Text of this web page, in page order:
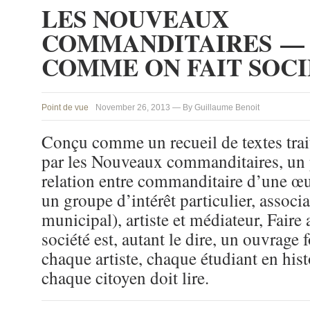
LES NOUVEAUX
COMMANDITAIRES —
COMME ON FAIT
Point de vue November 26, 2013 — By Guillaume Benoit
Conçu comme un recueil de textes
par les Nouveaux commanditaires,
relation entre commanditaire d’une
un groupe d’intérêt particulier,
municipal), artiste et médiateur, Faire
société est, autant le dire, un ouvrage
chaque artiste, chaque étudiant en
chaque citoyen doit lire.